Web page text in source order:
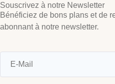
Souscrivez à notre Newsletter
Bénéficiez de bons plans et de
abonnant à notre newsletter.